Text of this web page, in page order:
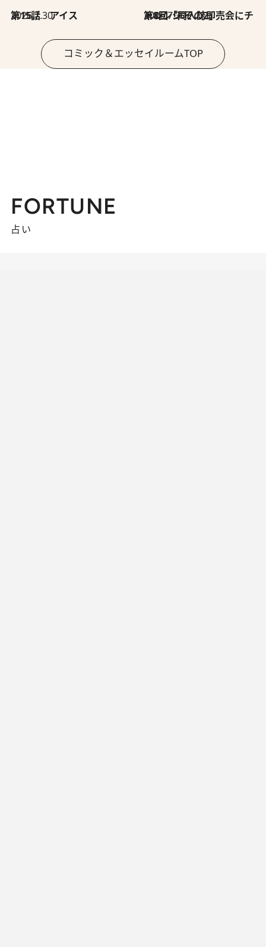
2026.7.30
第15話 アイス 2026.7.30
第8回「同人誌即売会にチャレンジ その2」
コミック＆エッセイルームTOP
FORTUNE
占い